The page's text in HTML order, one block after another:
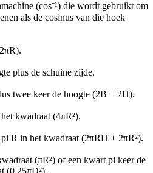
(cos⁻¹) die wordt gebruikt om
als de cosinus van die hoek
plus de schuine zijde.
twee keer de hoogte (2B + 2H).
kwadraat (4πR²).
R in het kwadraat (2πRH + 2πR²).
(πR²) of een kwart pi keer de